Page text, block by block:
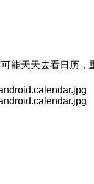
能天天去看日历，